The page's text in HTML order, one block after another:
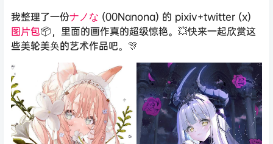
我整理了一份ナノな (00Nanona) 的 pixiv+twitter (x)
图片包📦，里面的画作真的超级惊艳。💥快来一起欣赏这
些美轮美奂的艺术作品吧。🎊